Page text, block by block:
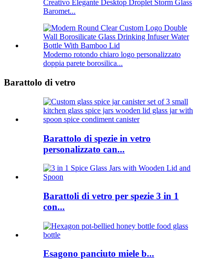
Creativo Elegante Desktop Droplet Storm Glass
Baromet...
Moderno rotondo chiaro logo personalizzato
doppia parete borosilica...
Barattolo di vetro
Barattolo di spezie in vetro
personalizzato can...
Barattoli di vetro per spezie 3 in 1
con...
Esagono panciuto miele b...